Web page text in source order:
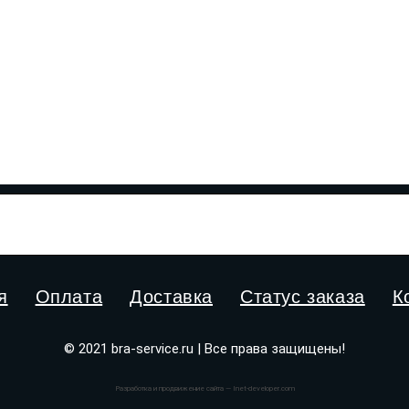
Оплата Доставка Статус заказа
© 2021 bra-service.ru | Все права защищены!
Разработка и продвижение сайта — Inet-developer.com